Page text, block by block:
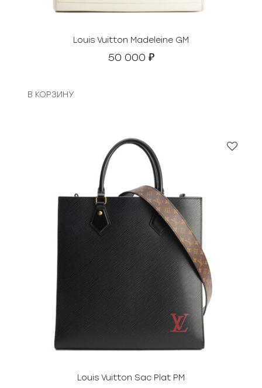
Louis Vuitton Madeleine GM
50 000 ₽
В КОРЗИНУ
Louis Vuitton Sac Plat PM